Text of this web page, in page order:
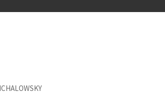
de Jorge Luis Borges
salvar o mundo, o veganismo não é a